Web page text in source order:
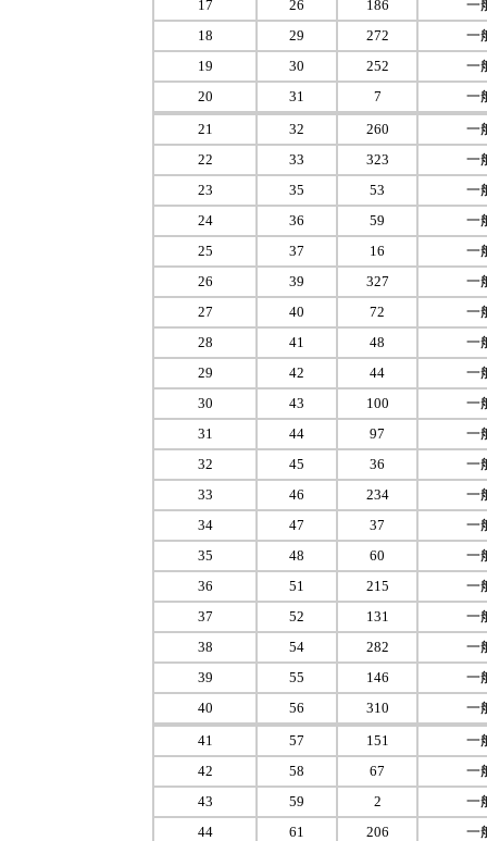
17
26 186
一
18
29 272
一
19
30 252
一
20
31 7
一
21
32 260
一
22
33 323
一
23
35 53
一
24
36 59
一
25
37 16
一
26
39 327
一
27
40 72
一
28
41 48
一
29
42 44
一
30
43 100
一
31
44 97
一
32
45 36
一
33
46 234
一
34
47 37
一
35
48 60
一
36
51 215
一
37
52 131
一
38
54 282
一
39
55 146
一
40
56 310
一
41
57 151
一
42
58 67
一
43
59 2
一
44
61 206
一